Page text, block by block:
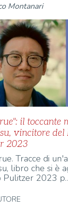
Montanari
il toccante
vincitore del
2023
Tracce di
libro che si è
Pulitzer 2023